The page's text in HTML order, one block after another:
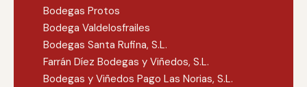
Bodegas Protos
Bodega Valdelosfrailes
Bodegas Santa Rufina, S.L.
Farrán Díez Bodegas y Viñedos, S.L.
Bodegas y Viñedos Pago Las Norias, S.L.